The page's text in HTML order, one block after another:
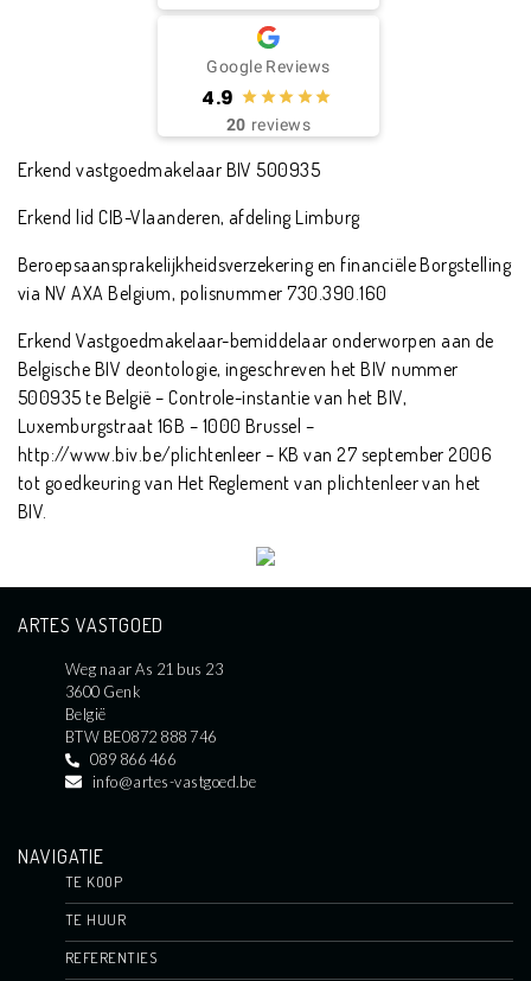
Google Reviews
4.9
20 reviews
Erkend vastgoedmakelaar BIV 500935
Erkend lid CIB-Vlaanderen, afdeling Limburg
Beroepsaansprakelijkheidsverzekering en financiële Borgstelling
via NV AXA Belgium, polisnummer 730.390.160
Erkend Vastgoedmakelaar-bemiddelaar onderworpen aan de
Belgische BIV deontologie, ingeschreven het BIV nummer
500935 te België – Controle-instantie van het BIV,
Luxemburgstraat 16B – 1000 Brussel –
http://www.biv.be/plichtenleer – KB van 27 september 2006
tot goedkeuring van Het Reglement van plichtenleer van het
BIV.
ARTES VASTGOED
Weg naar As 21 bus 23
3600 Genk
België
BTW BE0872 888 746
089 866 466
info@artes-vastgoed.be
NAVIGATIE
TE KOOP
TE HUUR
REFERENTIES